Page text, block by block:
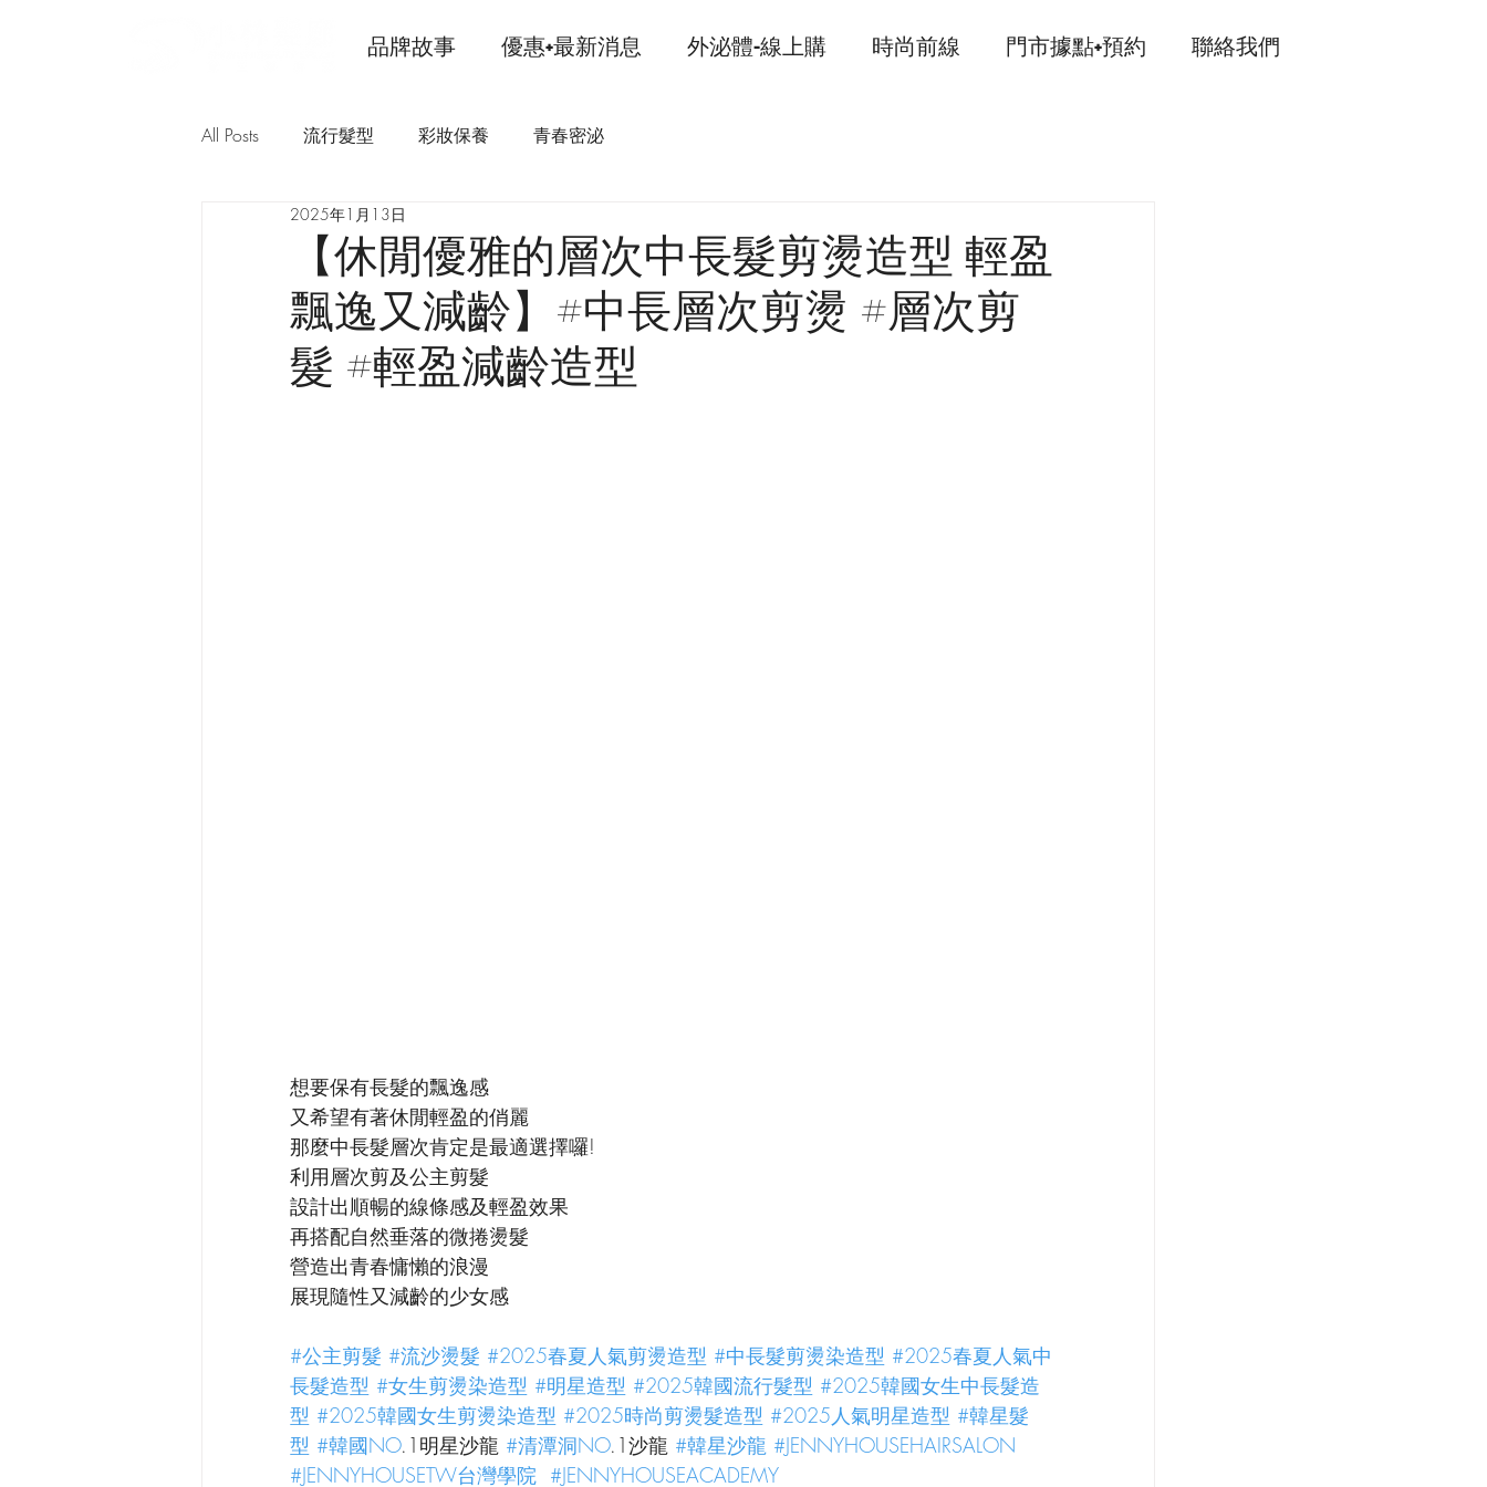
品牌故事 優惠+最新消息 外泌體-線上購 時尚前線 門市據點+預約 聯絡我們
All Posts 流行髮型 彩妝保養 青春密泌
【休閒優雅的層次中長髮剪燙造型 輕盈
飄逸又減齡】#中長層次剪燙 #層次剪
髮 #輕盈減齡造型
2025年1月13日
想要保有長髮的飄逸感
又希望有著休閒輕盈的俏麗
那麼中長髮層次肯定是最適選擇囉!
利用層次剪及公主剪髮
設計出順暢的線條感及輕盈效果
再搭配自然垂落的微捲燙髮
營造出青春慵懶的浪漫
展現隨性又減齡的少女感
#公主剪髮 #流沙燙髮 #2025春夏人氣剪燙造型 #中長髮剪燙染造型 #2025春夏人氣中
長髮造型 #女生剪燙染造型 #明星造型 #2025韓國流行髮型 #2025韓國女生中長髮造
型 #2025韓國女生剪燙染造型 #2025時尚剪燙髮造型 #2025人氣明星造型 #韓星髮
型 #韓國NO.1明星沙龍 #清潭洞NO.1沙龍 #韓星沙龍 #JENNYHOUSEHAIRSALON
#JENNYHOUSETW台灣學院 #JENNYHOUSEACADEMY